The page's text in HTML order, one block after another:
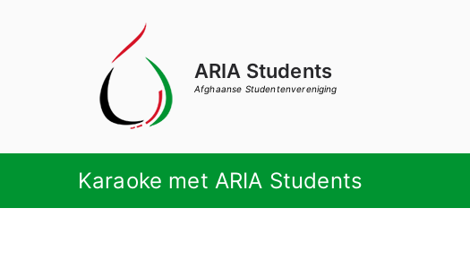
ARIA Students
Afghaanse Studentenvereniging
Karaoke met ARIA Students